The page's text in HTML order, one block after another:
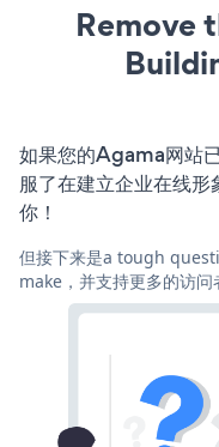
Remove
如果您的Agama网站
服了在建立企业在线
你！
但接下来是a tough
make，并支持更多的访问